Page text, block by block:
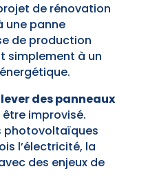
de rénovation
une panne
de production
simplement à un
des panneaux
improvisé.
photovoltaïques
l’électricité, la
des enjeux de